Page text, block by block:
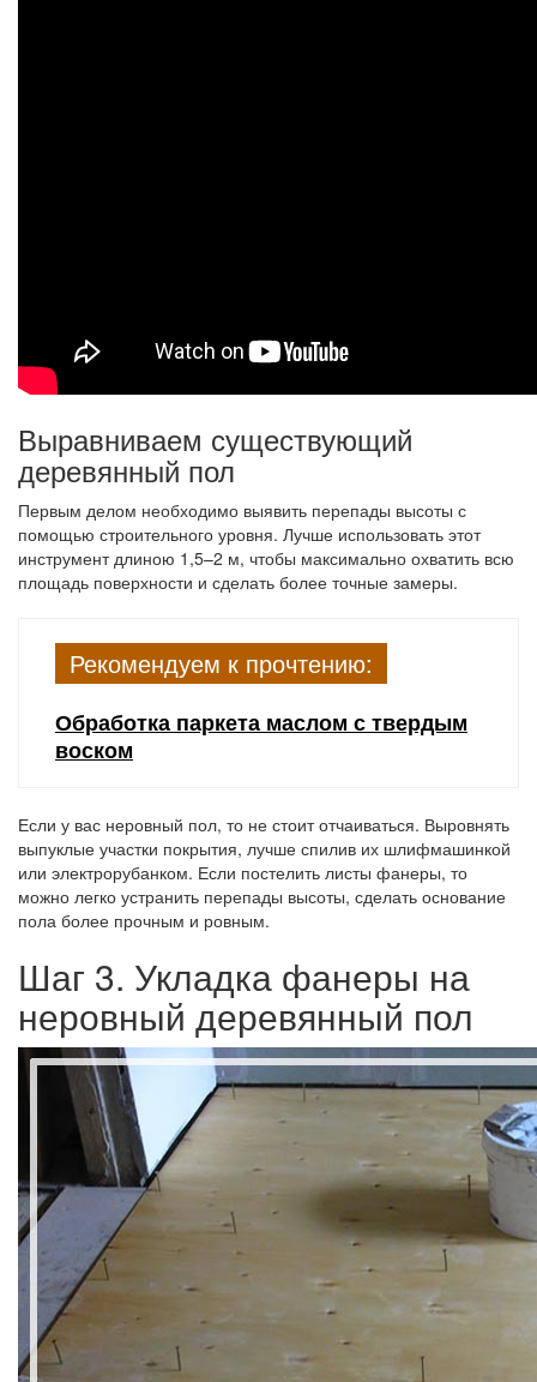
Выравниваем существующий
деревянный пол
Первым делом необходимо выявить перепады высоты с
помощью строительного уровня. Лучше использовать этот
инструмент длиною 1,5–2 м, чтобы максимально охватить всю
площадь поверхности и сделать более точные замеры.
Рекомендуем к прочтению:
Обработка паркета маслом с твердым
воском
Если у вас неровный пол, то не стоит отчаиваться. Выровнять
выпуклые участки покрытия, лучше спилив их шлифмашинкой
или электрорубанком. Если постелить листы фанеры, то
можно легко устранить перепады высоты, сделать основание
пола более прочным и ровным.
Шаг 3. Укладка фанеры на
неровный деревянный пол